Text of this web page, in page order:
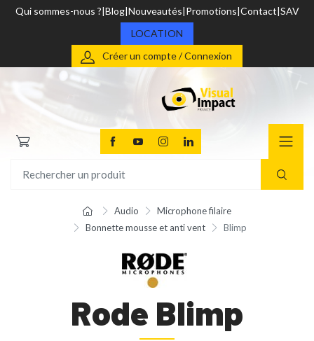
Qui sommes-nous ? Blog Nouveautés Promotions Contact SAV
LOCATION
Créer un compte / Connexion
Audio
Microphone filaire
Bonnette mousse et anti vent
Blimp
Rode Blimp